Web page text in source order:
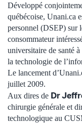
Développé
québécoise, Unani.ca
personnel (DSEP) sur
consommateur
universitaire de santé
la technologie de
Le lancement
juillet 2009.
Aux dires de Dr
chirurgie générale et
technologique au